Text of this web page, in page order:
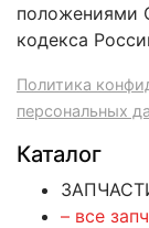
положениями
кодекса
Политика
персональных
Каталог
– все